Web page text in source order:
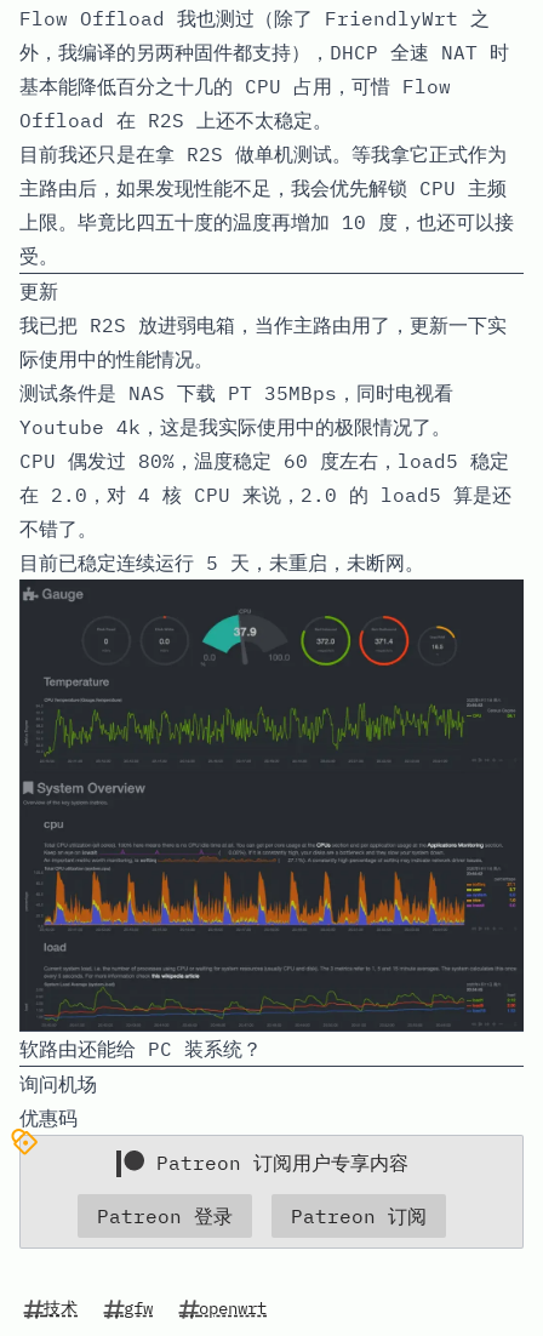
Flow Offload 我也测过（除了 FriendlyWrt 之
外，我编译的另两种固件都支持），DHCP 全速 NAT 时
基本能降低百分之十几的 CPU 占用，可惜 Flow
Offload 在 R2S 上还不太稳定。
目前我还只是在拿 R2S 做单机测试。等我拿它正式作为
主路由后，如果发现性能不足，我会优先解锁 CPU 主频
上限。毕竟比四五十度的温度再增加 10 度，也还可以接
受。
更新
我已把 R2S 放进弱电箱，当作主路由用了，更新一下实
际使用中的性能情况。
测试条件是 NAS 下载 PT 35MBps，同时电视看
Youtube 4k，这是我实际使用中的极限情况了。
CPU 偶发过 80%，温度稳定 60 度左右，load5 稳定
在 2.0，对 4 核 CPU 来说，2.0 的 load5 算是还
不错了。
目前已稳定连续运行 5 天，未重启，未断网。
软路由还能给 PC 装系统？
询问机场
优惠码
Patreon 订阅用户专享内容
Patreon 登录 Patreon 订阅
技术 gfw openwrt